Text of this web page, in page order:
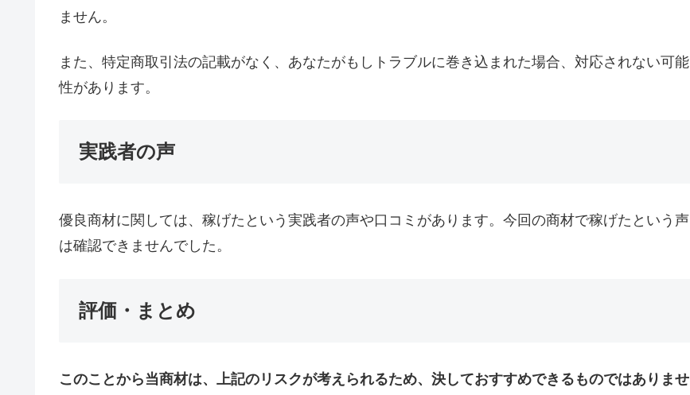
ません。
また、特定商取引法の記載がなく、あなたがもしトラブルに巻き込まれた場合、対応されない可能
性があります。
実践者の声
優良商材に関しては、稼げたという実践者の声や口コミがあります。今回の商材で稼げたという声
は確認できませんでした。
評価・まとめ
このことから当商材は、上記のリスクが考えられるため、決しておすすめできるものではありませ